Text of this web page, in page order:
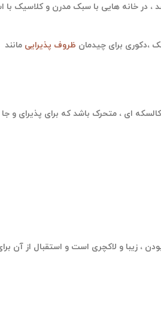
، در خانه هایی با سبک مدرن و کلاسیک با
،دکوری برای چیدمان ظروف پذیرایی مانند
ای ، متحرک باشد که برای پذیرای و
، زیبا و لاکچری است و استقبال از آن